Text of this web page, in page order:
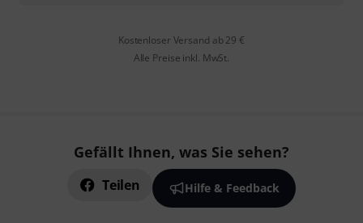
Kostenloser Versand ab 29 €
Alle Preise inkl. MwSt.
Gefällt Ihnen, was Sie sehen?
Teilen Hilfe & Feedback